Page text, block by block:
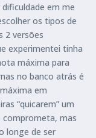
em me
os tipos de
2 versões
experimentei tinha
máxima para
no banco atrás é
em
“quicarem” um
comprometa, mas
longe de ser